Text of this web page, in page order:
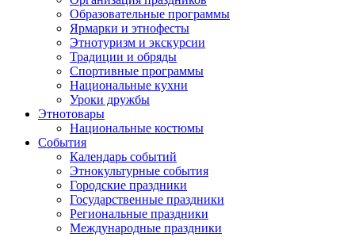
Образовательные программы
Ярмарки и этнофесты
Этнотуризм и экскурсии
Традиции и обряды
Спортивные программы
Национальные кухни
Уроки дружбы
Этнотовары
Национальные костюмы
События
Календарь событий
Этнокультурные события
Городские праздники
Государственные праздники
Региональные праздники
Международные праздники